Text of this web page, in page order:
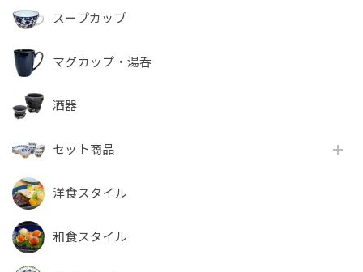
スープカップ
マグカップ・湯呑
酒器
セット商品
洋食スタイル
和食スタイル